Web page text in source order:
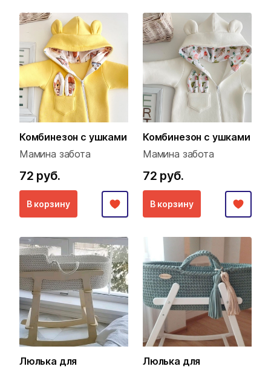
Комбинезон с ушками
Мамина забота
72 руб.
В корзину
Комбинезон с ушками
Мамина забота
72 руб.
В корзину
Люлька для
Люлька для